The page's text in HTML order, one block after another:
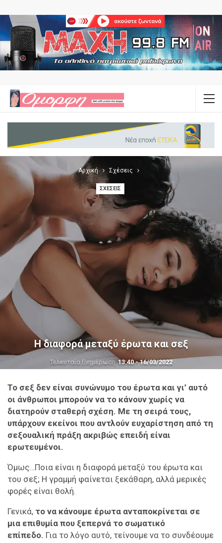
Αρχική Σχέσεις
ΣΧΈΣΕΙΣ
Η διαφορά μεταξύ έρωτα και σεξ
Τελευταία Ενημέρωση13:40 - 16/03/2022
Το σεξ δεν είναι συνώνυμο του έρωτα και γι’ αυτό
οι άνθρωποι μπορούν να το κάνουν χωρίς να
διατηρούν σταθερή σχέση. Με τη σειρά τους,
υπάρχουν εκείνοι που αντλούν ευχαρίστηση από τη
σεξουαλική πράξη ακριβώς επειδή είναι
ερωτευμένοι.
Όμως…Ποια είναι η διαφορά μεταξύ του έρωτα και
του σεξ; Η γραμμή φαίνεται ξεκάθαρη, αλλά μερικές
φορές είναι θολή.
Γενικά, το να κάνουμε έρωτα ανταποκρίνεται σε
μια επιθυμία που ξεπερνά το σωματικό
επίπεδο. Για το λόγο αυτό, τείνουμε να το συνδέουμε